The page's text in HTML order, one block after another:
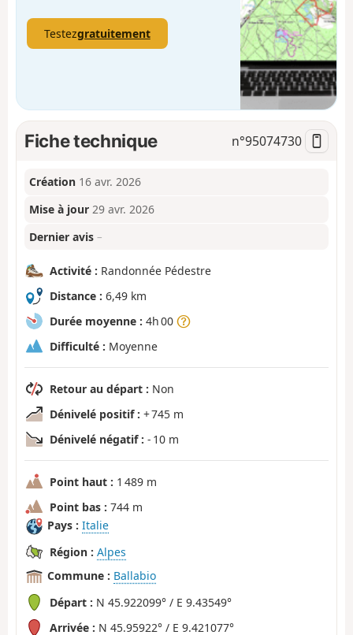
Testezgratuitement
Fiche technique n°95074730
Création 16 avr. 2026
Mise à jour 29 avr. 2026
Dernier avis –
Activité : Randonnée Pédestre
Distance : 6,49 km
Durée moyenne : 4h 00
Difficulté : Moyenne
Retour au départ : Non
Dénivelé positif : + 745 m
Dénivelé négatif : - 10 m
Point haut : 1 489 m
Point bas : 744 m
Pays : Italie
Région : Alpes
Commune : Ballabio
Départ : N 45.922099° / E 9.43549°
Arrivée : N 45.95922° / E 9.421077°